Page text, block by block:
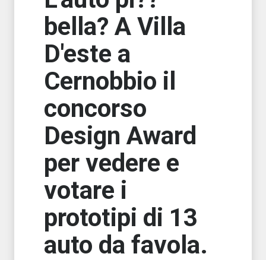
bella? A Villa
D'este a
Cernobbio il
concorso
Design Award
per vedere e
votare i
prototipi di 13
auto da favola.